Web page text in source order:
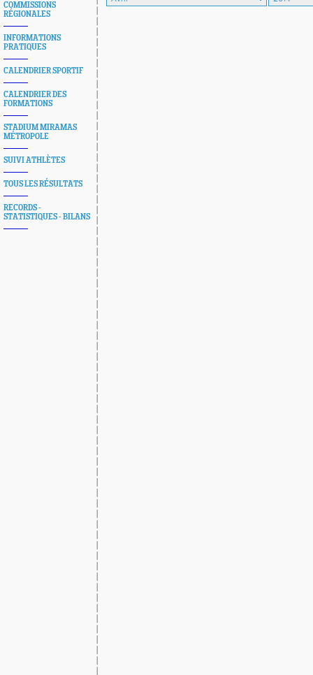
COMMISSIONS
RÉGIONALES
INFORMATIONS
PRATIQUES
CALENDRIER SPORTIF
CALENDRIER DES
FORMATIONS
STADIUM MIRAMAS
MÉTROPOLE
SUIVI ATHLÈTES
TOUS LES RÉSULTATS
RECORDS -
STATISTIQUES - BILANS